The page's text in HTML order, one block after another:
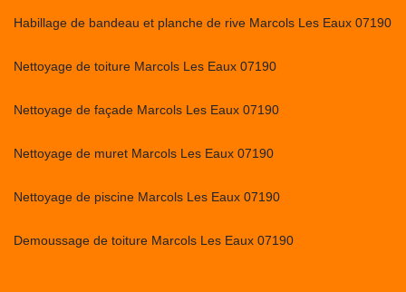
Habillage de bandeau et planche de rive Marcols Les Eaux 07190
Nettoyage de toiture Marcols Les Eaux 07190
Nettoyage de façade Marcols Les Eaux 07190
Nettoyage de muret Marcols Les Eaux 07190
Nettoyage de piscine Marcols Les Eaux 07190
Demoussage de toiture Marcols Les Eaux 07190